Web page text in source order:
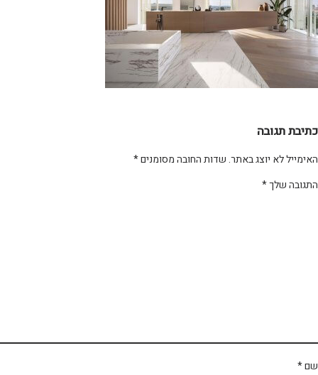
תגובה
לא יוצג באתר.שדות החובה מסומנים*
שלך*
*